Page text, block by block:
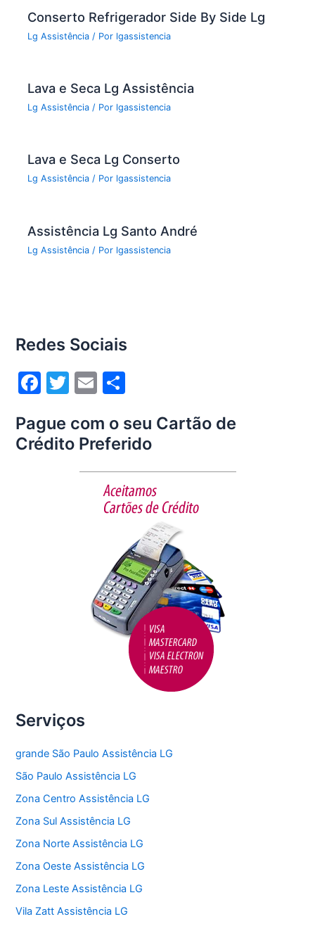
k
Conserto Refrigerador Side By Side Lg
Lg Assistência / Por lgassistencia
Lava e Seca Lg Assistência
Lg Assistência / Por lgassistencia
Lava e Seca Lg Conserto
Lg Assistência / Por lgassistencia
Assistência Lg Santo André
Lg Assistência / Por lgassistencia
Redes Sociais
F
c
e
T
itt
er
E
ai
l
ar
e
Pague com o seu Cartão de
Crédito Preferido
Serviços
grande São Paulo Assistência LG
São Paulo Assistência LG
Zona Centro Assistência LG
Zona Sul Assistência LG
Zona Norte Assistência LG
Zona Oeste Assistência LG
Zona Leste Assistência LG
Vila Zatt Assistência LG